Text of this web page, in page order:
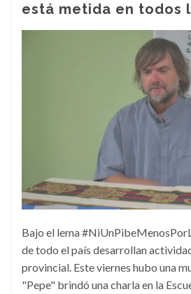
está metida en todos
Bajo el lema
de todo el país desarrollan
provincial. Este viernes hubo una
"Pepe" brindó una charla en la